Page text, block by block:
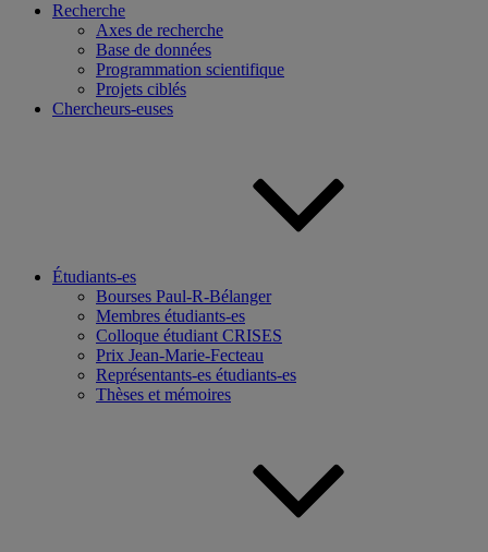
Recherche
Axes de recherche
Base de données
Programmation scientifique
Projets ciblés
Chercheurs-euses
Étudiants-es
Bourses Paul-R-Bélanger
Membres étudiants-es
Colloque étudiant CRISES
Prix Jean-Marie-Fecteau
Représentants-es étudiants-es
Thèses et mémoires